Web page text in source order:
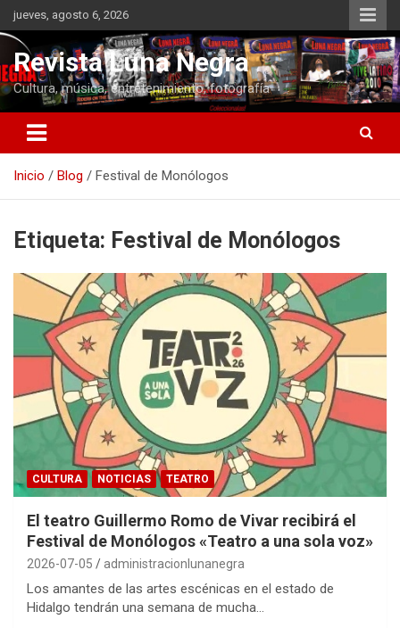
Saltar
al
contenido
jueves, agosto 6, 2026
Revista Luna Negra
Cultura, música, entretenimiento, fotografía
Inicio Blog Festival de Monólogos
Etiqueta: Festival de Monólogos
CULTURA NOTICIAS TEATRO
El teatro Guillermo Romo de Vivar recibirá el
Festival de Monólogos «Teatro a una sola voz»
2026-07-05 administracionlunanegra
Los amantes de las artes escénicas en el estado de
Hidalgo tendrán una semana de mucha…